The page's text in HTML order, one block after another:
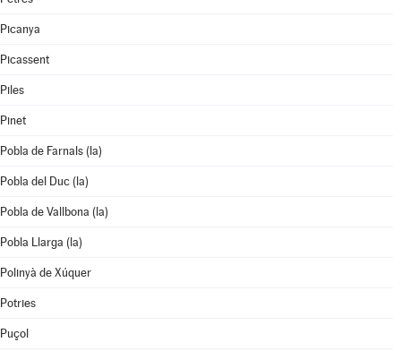
Picanya
Picassent
Piles
Pinet
Pobla de Farnals (la)
Pobla del Duc (la)
Pobla de Vallbona (la)
Pobla Llarga (la)
Polinyà de Xúquer
Potries
Puçol